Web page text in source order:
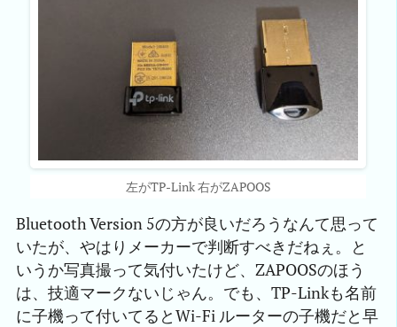
左がTP-Link 右がZAPOOS
Bluetooth Version 5の方が良いだろうなんて思って
いたが、やはりメーカーで判断すべきだねぇ。と
いうか写真撮って気付いたけど、ZAPOOSのほう
は、技適マークないじゃん。でも、TP-Linkも名前
に子機って付いてるとWi-Fi ルーターの子機だと早